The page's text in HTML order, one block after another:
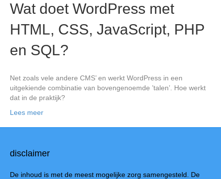
Wat doet WordPress met
HTML, CSS, JavaScript, PHP
en SQL?
Net zoals vele andere CMS’ en werkt WordPress in een
uitgekiende combinatie van bovengenoemde ’talen’. Hoe werkt
dat in de praktijk?
Lees meer
disclaimer
De inhoud is met de meest mogelijke zorg samengesteld. De